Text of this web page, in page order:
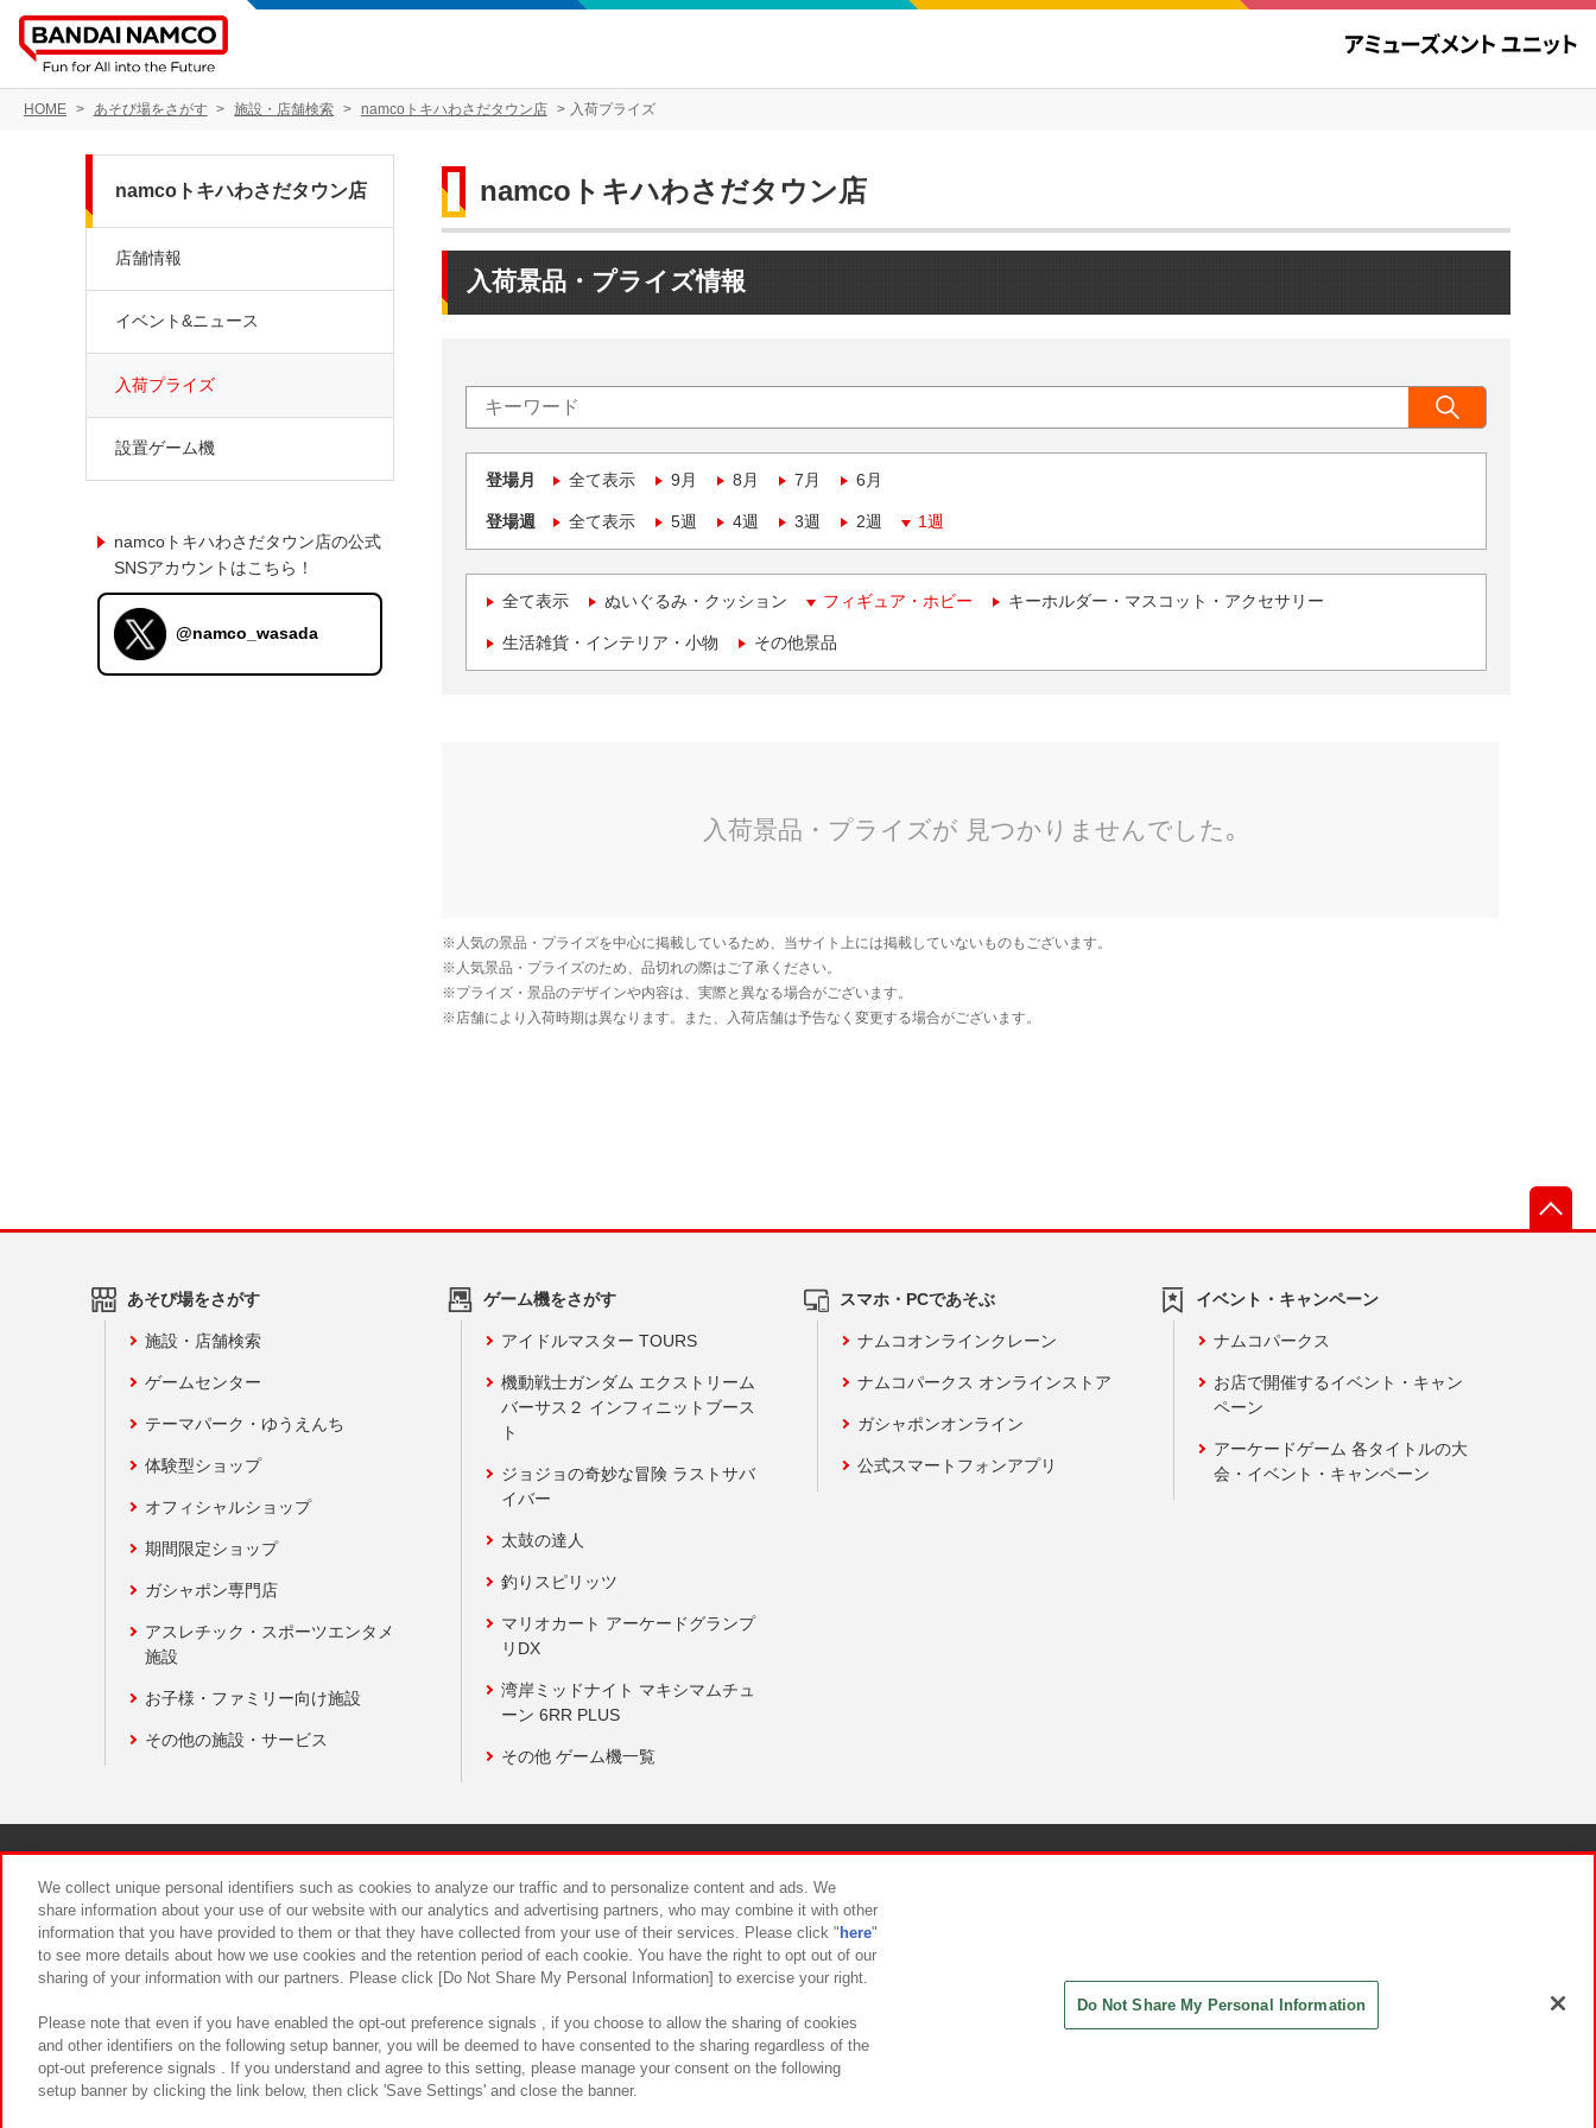
HOME あそび場をさがす 施設・店舗検索 namcoトキハわさだタウン店 入荷プライズ
namcoトキハわさだタウン店
入荷景品・プライズ情報
登場月 全て表示 9月 8月 7月 6月
登場週 全て表示 5週 4週 3週 2週 1週
全て表示 ぬいぐるみ・クッション フィギュア・ホビー キーホルダー・マスコット・アクセサリー
生活雑貨・インテリア・小物 その他景品
namcoトキハわさだタウン店
店舗情報
イベント&ニュース
入荷プライズ
設置ゲーム機
namcoトキハわさだタウン店の公式
SNSアカウントはこちら！
@namco_wasada
あそび場をさがす
施設・店舗検索
ゲームセンター
テーマパーク・ゆうえんち
体験型ショップ
オフィシャルショップ
期間限定ショップ
ガシャポン専門店
アスレチック・スポーツエンタメ
施設
お子様・ファミリー向け施設
その他の施設・サービス
ゲーム機をさがす
アイドルマスター TOURS
機動戦士ガンダム エクストリーム
バーサス２ インフィニットブース
ト
ジョジョの奇妙な冒険 ラストサバ
イバー
太鼓の達人
釣りスピリッツ
マリオカート アーケードグランプ
リDX
湾岸ミッドナイト マキシマムチュ
ーン 6RR PLUS
その他 ゲーム機一覧
スマホ・PCであそぶ
ナムコオンラインクレーン
ナムコパークス オンラインストア
ガシャポンオンライン
公式スマートフォンアプリ
イベント・キャンペーン
ナムコパークス
お店で開催するイベント・キャン
ペーン
アーケードゲーム 各タイトルの大
会・イベント・キャンペーン
食品のご提供について カスタマーハラスメント対応方針
We collect unique personal identifiers such as cookies to analyze our traffic and to personalize content and ads. We
share information about your use of our website with our analytics and advertising partners, who may combine it with other
information that you have provided to them or that they have collected from your use of their services. Please click " here"
to see more details about how we use cookies and the retention period of each cookie. You have the right to opt out of our
sharing of your information with our partners. Please click [Do Not Share My Personal Information] to exercise your right.
Please note that even if you have enabled the opt-out preference signals , if you choose to allow the sharing of cookies
and other identifiers on the following setup banner, you will be deemed to have consented to the sharing regardless of the
opt-out preference signals . If you understand and agree to this setting, please manage your consent on the following
setup banner by clicking the link below, then click 'Save Settings' and close the banner.
Do Not Share My Personal Information